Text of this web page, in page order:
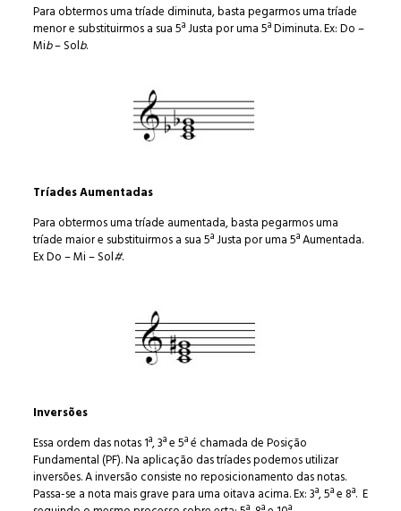
Para obtermos uma tríade diminuta, basta pegarmos uma tríade
menor e substituirmos a sua 5ª Justa por uma 5ª Diminuta. Ex: Do –
Mib– Solb.
Tríades Aumentadas
Para obtermos uma tríade aumentada, basta pegarmos uma
tríade maior e substituirmos a sua 5ª Justa por uma 5ª Aumentada.
Ex Do – Mi – Sol#.
Inversões
Essa ordem das notas 1ª, 3ª e 5ª é chamada de Posição
Fundamental (PF). Na aplicação das tríades podemos utilizar
inversões. A inversão consiste no reposicionamento das notas.
Passa-se a nota mais grave para uma oitava acima. Ex: 3ª, 5ª e 8ª. E